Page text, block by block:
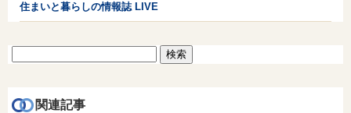
住まいと暮らしの情報誌 LIVE
関連記事